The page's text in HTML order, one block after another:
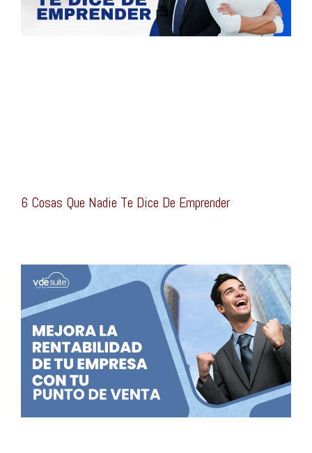
6 Cosas Que Nadie Te Dice De Emprender